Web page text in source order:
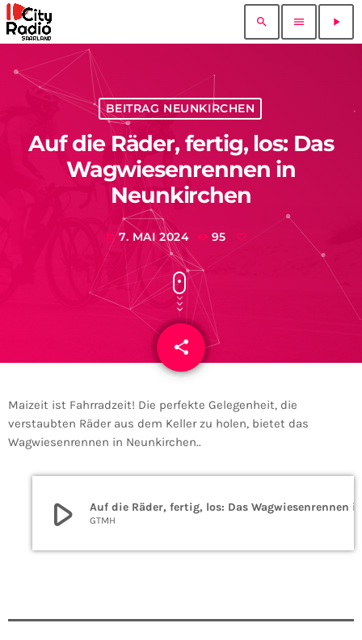
search menu play_arrow
BEITRAG NEUNKIRCHEN
Auf die Räder, fertig, los: Das
Wagwiesenrennen in
Neunkirchen
today 7. MAI 2024 95
share
email
Maizeit ist Fahrradzeit! Die perfekte Gelegenheit, die
verstaubten Räder aus dem Keller zu holen, bietet das
Wagwiesenrennen in Neunkirchen..
play_arrow GTMH